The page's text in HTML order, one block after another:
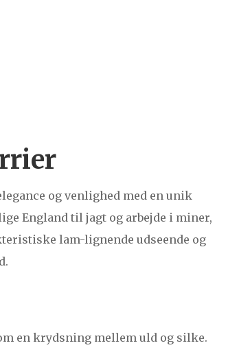
og venlighed med en unik
England til jagt og arbejde i miner,
lam-lignende udseende og
en krydsning mellem uld og silke.